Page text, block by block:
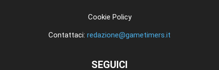
Cookie Policy
Contattaci: redazione@gametimers.it
SEGUICI